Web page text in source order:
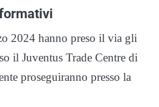
2024 hanno preso il via gli
il Juventus Trade Centre di
proseguiranno presso la